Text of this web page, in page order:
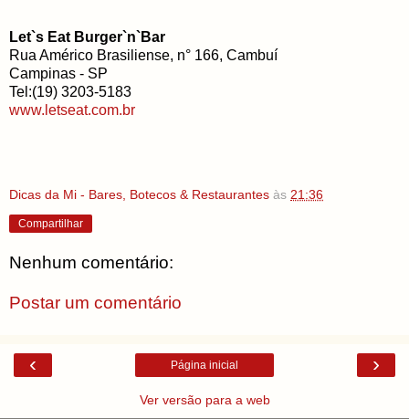
Let`s Eat Burger`n`Bar
Rua Américo Brasiliense, n° 166, Cambuí
Campinas - SP
Tel:(19) 3203-5183
www.letseat.com.br
Dicas da Mi - Bares, Botecos & Restaurantes às 21:36
Compartilhar
Nenhum comentário:
Postar um comentário
‹ ›
Página inicial
Ver versão para a web